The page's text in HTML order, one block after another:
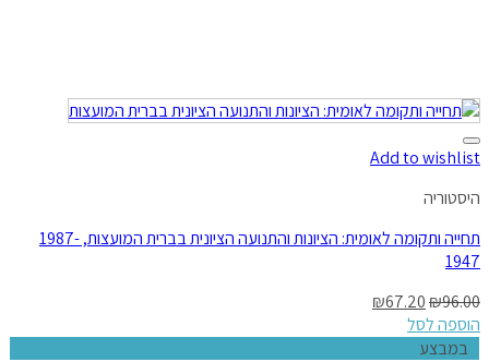
Add to wishlist
היסטוריה
תחייה ותקומה לאומית: הציונות והתנועה הציונית בברית המועצות, 1987-
1947
₪96.00
₪67.20
הוספה לסל
במבצע